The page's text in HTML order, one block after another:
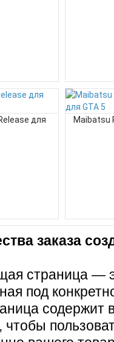
для
Maibatsu
заказа
страница —
под
содержит